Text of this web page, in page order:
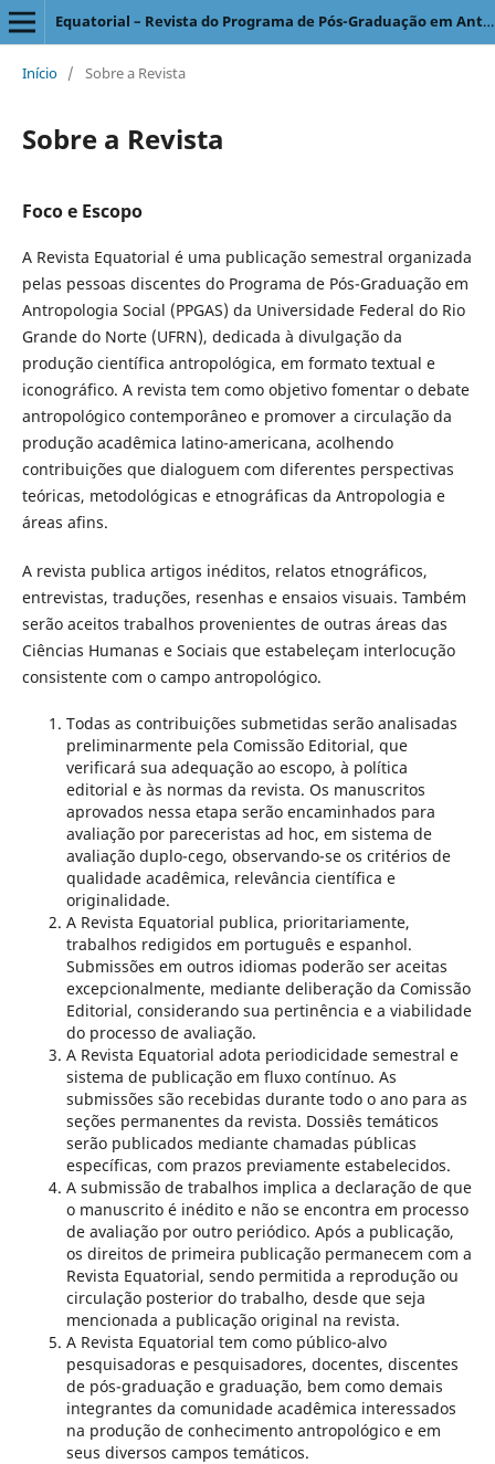
Equatorial – Revista do Programa de Pós-Graduação em Antropologia Social
Início / Sobre a Revista
Sobre a Revista
Foco e Escopo
A Revista Equatorial é uma publicação semestral organizada
pelas pessoas discentes do Programa de Pós-Graduação em
Antropologia Social (PPGAS) da Universidade Federal do Rio
Grande do Norte (UFRN), dedicada à divulgação da
produção científica antropológica, em formato textual e
iconográfico. A revista tem como objetivo fomentar o debate
antropológico contemporâneo e promover a circulação da
produção acadêmica latino-americana, acolhendo
contribuições que dialoguem com diferentes perspectivas
teóricas, metodológicas e etnográficas da Antropologia e
áreas afins.
A revista publica artigos inéditos, relatos etnográficos,
entrevistas, traduções, resenhas e ensaios visuais. Também
serão aceitos trabalhos provenientes de outras áreas das
Ciências Humanas e Sociais que estabeleçam interlocução
consistente com o campo antropológico.
Todas as contribuições submetidas serão analisadas
preliminarmente pela Comissão Editorial, que
verificará sua adequação ao escopo, à política
editorial e às normas da revista. Os manuscritos
aprovados nessa etapa serão encaminhados para
avaliação por pareceristas ad hoc, em sistema de
avaliação duplo-cego, observando-se os critérios de
qualidade acadêmica, relevância científica e
originalidade.
A Revista Equatorial publica, prioritariamente,
trabalhos redigidos em português e espanhol.
Submissões em outros idiomas poderão ser aceitas
excepcionalmente, mediante deliberação da Comissão
Editorial, considerando sua pertinência e a viabilidade
do processo de avaliação.
A Revista Equatorial adota periodicidade semestral e
sistema de publicação em fluxo contínuo. As
submissões são recebidas durante todo o ano para as
seções permanentes da revista. Dossiês temáticos
serão publicados mediante chamadas públicas
específicas, com prazos previamente estabelecidos.
A submissão de trabalhos implica a declaração de que
o manuscrito é inédito e não se encontra em processo
de avaliação por outro periódico. Após a publicação,
os direitos de primeira publicação permanecem com a
Revista Equatorial, sendo permitida a reprodução ou
circulação posterior do trabalho, desde que seja
mencionada a publicação original na revista.
A Revista Equatorial tem como público-alvo
pesquisadoras e pesquisadores, docentes, discentes
de pós-graduação e graduação, bem como demais
integrantes da comunidade acadêmica interessados
na produção de conhecimento antropológico e em
seus diversos campos temáticos.